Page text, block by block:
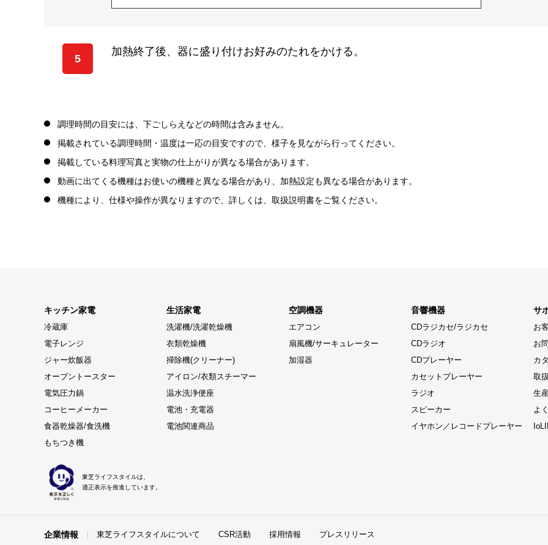
5
加熱終了後、器に盛り付けお好みのたれをかける。
調理時間の目安には、下ごしらえなどの時間は含みません。
掲載されている調理時間・温度は一応の目安ですので、様子を見ながら行ってください。
掲載している料理写真と実物の仕上がりが異なる場合があります。
動画に出てくる機種はお使いの機種と異なる場合があり、加熱設定も異なる場合があります。
機種により、仕様や操作が異なりますので、詳しくは、取扱説明書をご覧ください。
キッチン家電
冷蔵庫
電子レンジ
ジャー炊飯器
オーブントースター
電気圧力鍋
コーヒーメーカー
食器乾燥器/食洗機
もちつき機
生活家電
洗濯機/洗濯乾燥機
衣類乾燥機
掃除機(クリーナー)
アイロン/衣類スチーマー
温水洗浄便座
電池・充電器
電池関連商品
空調機器
エアコン
扇風機/サーキュレーター
加湿器
音響機器
CDラジカセ/ラジカセ
CDラジオ
CDプレーヤー
カセットプレーヤー
ラジオ
スピーカー
イヤホン／レコードプレーヤー
サ
お
お
カ
取
生
よ
東芝ライフスタイルは、
適正表示を推進しています。
企業情報 東芝ライフスタイルについて CSR活動 採用情報 プレスリリース